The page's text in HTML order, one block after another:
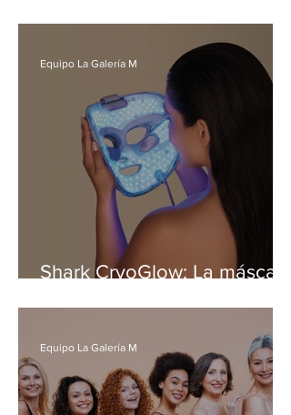
Lancôme
Shark CryoGlow: La máscara
ya está disponible en Chile
Equipo La Galería M
Equipo La Galería M